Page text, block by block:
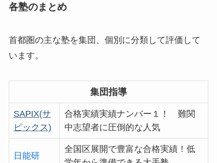
各塾のまとめ
首都圏の主な塾を集団、個別に分類して評価して
います。
集団指導
SAPIX(サ
ピックス)
合格実績実績ナンバー１！ 難関
中志望者に圧倒的な人気
日能研
全国区展開で豊富な合格実績！低